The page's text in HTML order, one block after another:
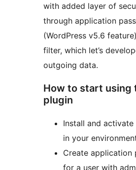
with added layer of
through application
(WordPress v5.6
filter, which let’s
outgoing data.
How to start using
plugin
Install and
in your
Create application
for a user with